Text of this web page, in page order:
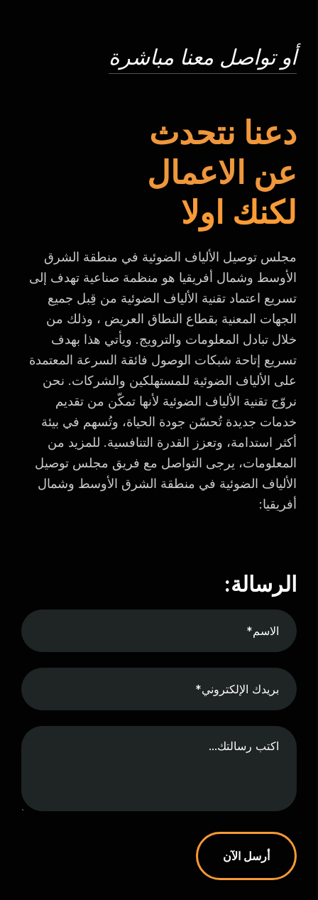
أو تواصل معنا مباشرة
دعنا نتحدث
عن الاعمال
لكنك اولا
مجلس توصيل الألياف الضوئية في منطقة الشرق
الأوسط وشمال أفريقيا هو منظمة صناعية تهدف إلى
تسريع اعتماد تقنية الألياف الضوئية من قِبل جميع
الجهات المعنية بقطاع النطاق العريض ، وذلك من
خلال تبادل المعلومات والترويج. ويأتي هذا بهدف
تسريع إتاحة شبكات الوصول فائقة السرعة المعتمدة
على الألياف الضوئية للمستهلكين والشركات. نحن
نروّج تقنية الألياف الضوئية لأنها تمكّن من تقديم
خدمات جديدة تُحسّن جودة الحياة، وتُسهم في بيئة
أكثر استدامة، وتعزز القدرة التنافسية. للمزيد من
المعلومات، يرجى التواصل مع فريق مجلس توصيل
الألياف الضوئية في منطقة الشرق الأوسط وشمال
أفريقيا:
الرسالة:
أرسل الآن